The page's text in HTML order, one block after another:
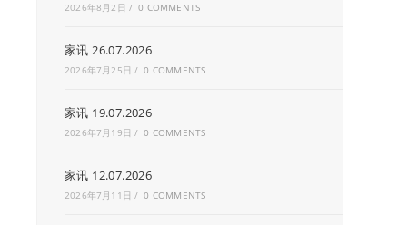
2026年8月2日 / 0 COMMENTS
家讯 26.07.2026
2026年7月25日 / 0 COMMENTS
家讯 19.07.2026
2026年7月19日 / 0 COMMENTS
家讯 12.07.2026
2026年7月11日 / 0 COMMENTS